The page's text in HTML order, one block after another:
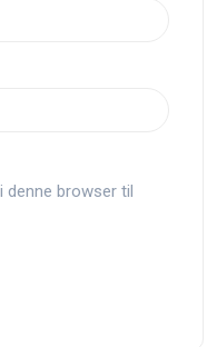
denne browser til